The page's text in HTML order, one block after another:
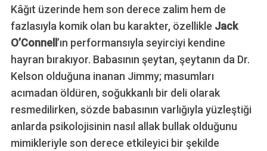
Kâğıt üzerinde hem son derece zalim hem de
fazlasıyla komik olan bu karakter, özellikle Jack
O’Connell ’ın performansıyla seyirciyi kendine
hayran bırakıyor. Babasının şeytan, şeytanın da Dr.
Kelson olduğuna inanan Jimmy; masumları
acımadan öldüren, soğukkanlı bir deli olarak
resmedilirken, sözde babasının varlığıyla yüzleştiği
anlarda psikolojisinin nasıl allak bullak olduğunu
mimikleriyle son derece etkileyici bir şekilde
S
e